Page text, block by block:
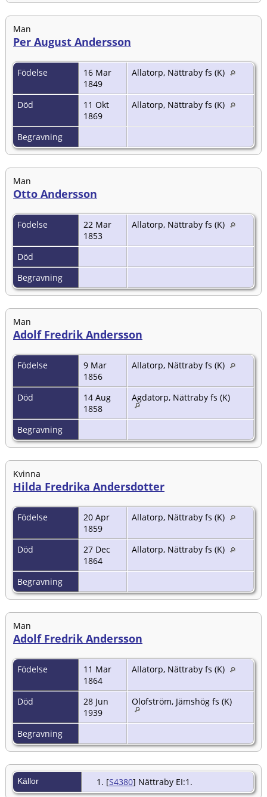
Man
Per August Andersson
Födelse
16 Mar
1849
Allatorp, Nättraby fs (K)
Död
11 Okt
1869
Allatorp, Nättraby fs (K)
Begravning
Man
Otto Andersson
Födelse
22 Mar
1853
Allatorp, Nättraby fs (K)
Död
Begravning
Man
Adolf Fredrik Andersson
Födelse
9 Mar
1856
Allatorp, Nättraby fs (K)
Död
14 Aug
1858
Agdatorp, Nättraby fs (K)
Begravning
Kvinna
Hilda Fredrika Andersdotter
Födelse
20 Apr
1859
Allatorp, Nättraby fs (K)
Död
27 Dec
1864
Allatorp, Nättraby fs (K)
Begravning
Man
Adolf Fredrik Andersson
Födelse
11 Mar
1864
Allatorp, Nättraby fs (K)
Död
28 Jun
1939
Olofström, Jämshög fs (K)
Begravning
Källor [S4380] Nättraby EI:1.